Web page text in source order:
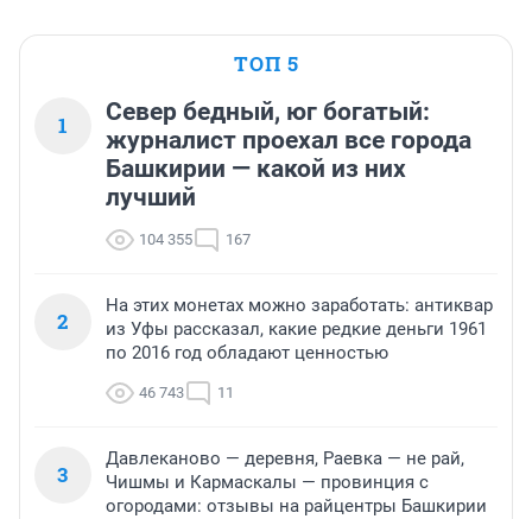
ТОП 5
1
Север бедный, юг богатый:
журналист проехал все города
Башкирии — какой из них
лучший
104 355 167
2
На этих монетах можно заработать: антиквар
из Уфы рассказал, какие редкие деньги 1961
по 2016 год обладают ценностью
46 743 11
3
Давлеканово — деревня, Раевка — не рай,
Чишмы и Кармаскалы — провинция с
огородами: отзывы на райцентры Башкирии